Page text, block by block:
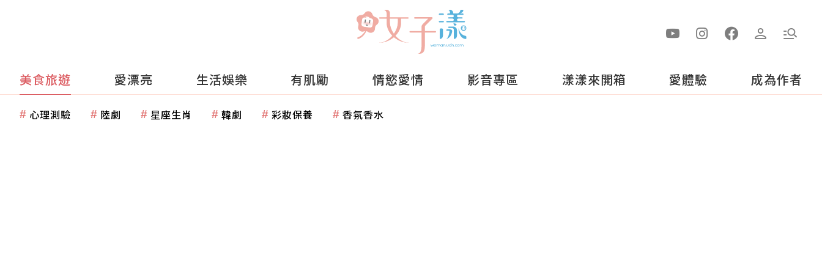
美食旅遊 愛漂亮 生活娛樂 有肌勵 情慾愛情 影音專區 漾漾來開箱 愛體驗 成為作者
心理測驗 陸劇 星座生肖 韓劇 彩妝保養 香氛香水